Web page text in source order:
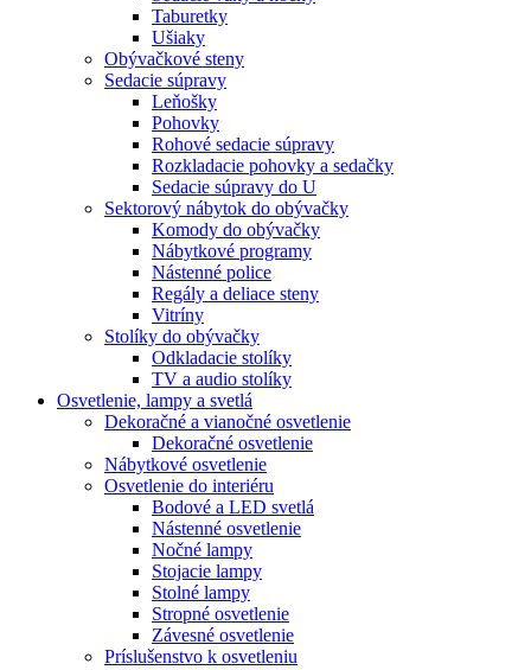
Taburetky
Ušiaky
Obývačkové steny
Sedacie súpravy
Leňošky
Pohovky
Rohové sedacie súpravy
Rozkladacie pohovky a sedačky
Sedacie súpravy do U
Sektorový nábytok do obývačky
Komody do obývačky
Nábytkové programy
Nástenné police
Regály a deliace steny
Vitríny
Stolíky do obývačky
Odkladacie stolíky
TV a audio stolíky
Osvetlenie, lampy a svetlá
Dekoračné a vianočné osvetlenie
Dekoračné osvetlenie
Nábytkové osvetlenie
Osvetlenie do interiéru
Bodové a LED svetlá
Nástenné osvetlenie
Nočné lampy
Stojacie lampy
Stolné lampy
Stropné osvetlenie
Závesné osvetlenie
Príslušenstvo k osvetleniu